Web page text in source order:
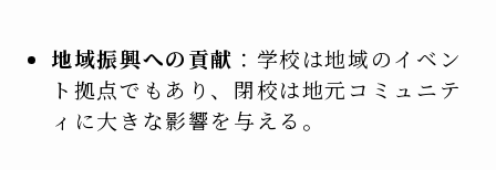
地域振興への貢献 ：学校は地域のイベン
ト拠点でもあり、閉校は地元コミュニテ
ィに大きな影響を与える。